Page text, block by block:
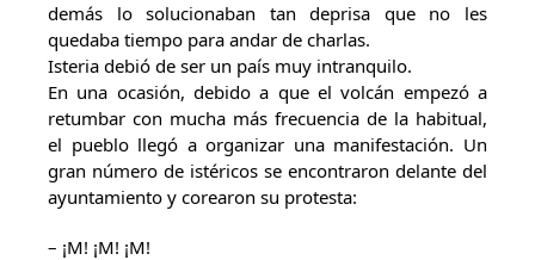
demás lo solucionaban tan deprisa que no les
quedaba tiempo para andar de charlas.
Isteria debió de ser un país muy intranquilo.
En una ocasión, debido a que el volcán empezó a
retumbar con mucha más frecuencia de la habitual,
el pueblo llegó a organizar una manifestación. Un
gran número de istéricos se encontraron delante del
ayuntamiento y corearon su protesta:
– ¡M! ¡M! ¡M!